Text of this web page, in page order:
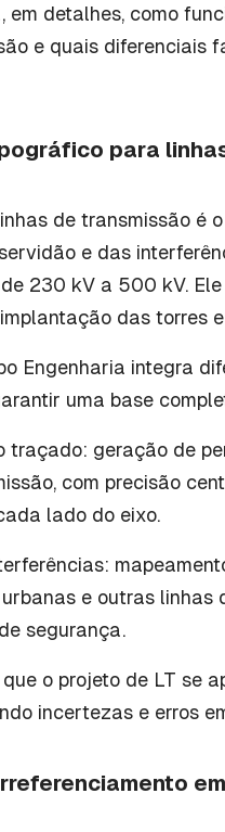
em detalhes, como
e quais diferenciais
para
de transmissão é
e das
230 kV a 500 kV.
das torres
Engenharia integra
uma base
traçado: geração de
com precisão
lado do eixo.
e outras linhas
segurança.
o projeto de LT se
incertezas e erros
em